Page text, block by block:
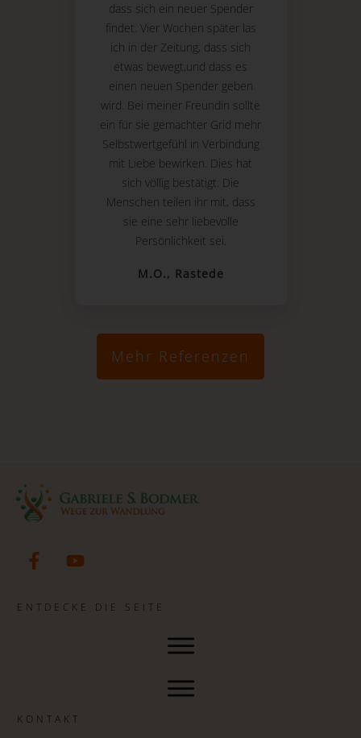
dass sich ein neuer Spender
findet. Vier Wochen später las
ich in der Zeitung, dass sich
etwas bewegt,und dass es
einen neuen Spender geben
wird. Bei meiner Freundin sollte
ein für sie gemachter Grid mehr
Selbstwertgefühl in Verbindung
mit Liebe bewirken. Dies hat
sich völlig bestätigt. Die
Menschen teilen ihr mit, dass
sie eine sehr liebevolle
Persönlichkeit sei.
M.O., Rastede
Mehr Referenzen
ENTDECKE DIE SEITE
KONTAKT